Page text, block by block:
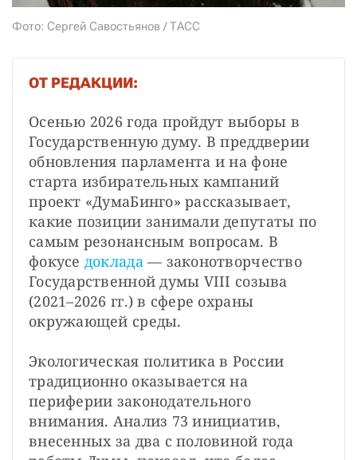
Фото: Сергей Савостьянов / ТАСС
ОТ РЕДАКЦИИ:
Осенью 2026 года пройдут выборы в
Государственную думу. В преддверии
обновления парламента и на фоне
старта избирательных кампаний
проект «ДумаБинго» рассказывает,
какие позиции занимали депутаты по
самым резонансным вопросам. В
фокусе доклада — законотворчество
Государственной думы VIII созыва
(2021–2026 гг.) в сфере охраны
окружающей среды.
Экологическая политика в России
традиционно оказывается на
периферии законодательного
внимания. Анализ 73 инициатив,
внесенных за два с половиной года